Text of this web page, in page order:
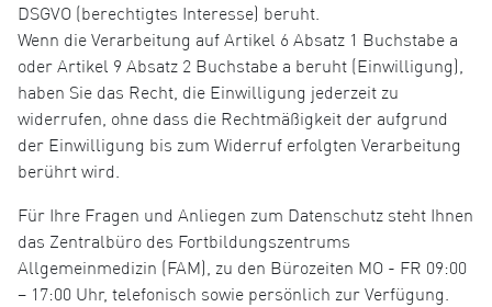
DSGVO (berechtigtes Interesse) beruht.
Wenn die Verarbeitung auf Artikel 6 Absatz 1 Buchstabe a
oder Artikel 9 Absatz 2 Buchstabe a beruht (Einwilligung),
haben Sie das Recht, die Einwilligung jederzeit zu
widerrufen, ohne dass die Rechtmäßigkeit der aufgrund
der Einwilligung bis zum Widerruf erfolgten Verarbeitung
berührt wird.
Für Ihre Fragen und Anliegen zum Datenschutz steht Ihnen
das Zentralbüro des Fortbildungszentrums
Allgemeinmedizin (FAM), zu den Bürozeiten MO - FR 09:00
– 17:00 Uhr, telefonisch sowie persönlich zur Verfügung.